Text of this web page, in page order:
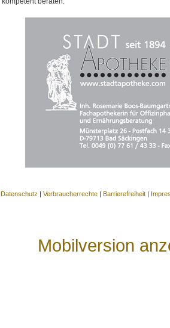
Datenschutz | Verbraucherrechte | Barrierefreiheit |
Mobilversion